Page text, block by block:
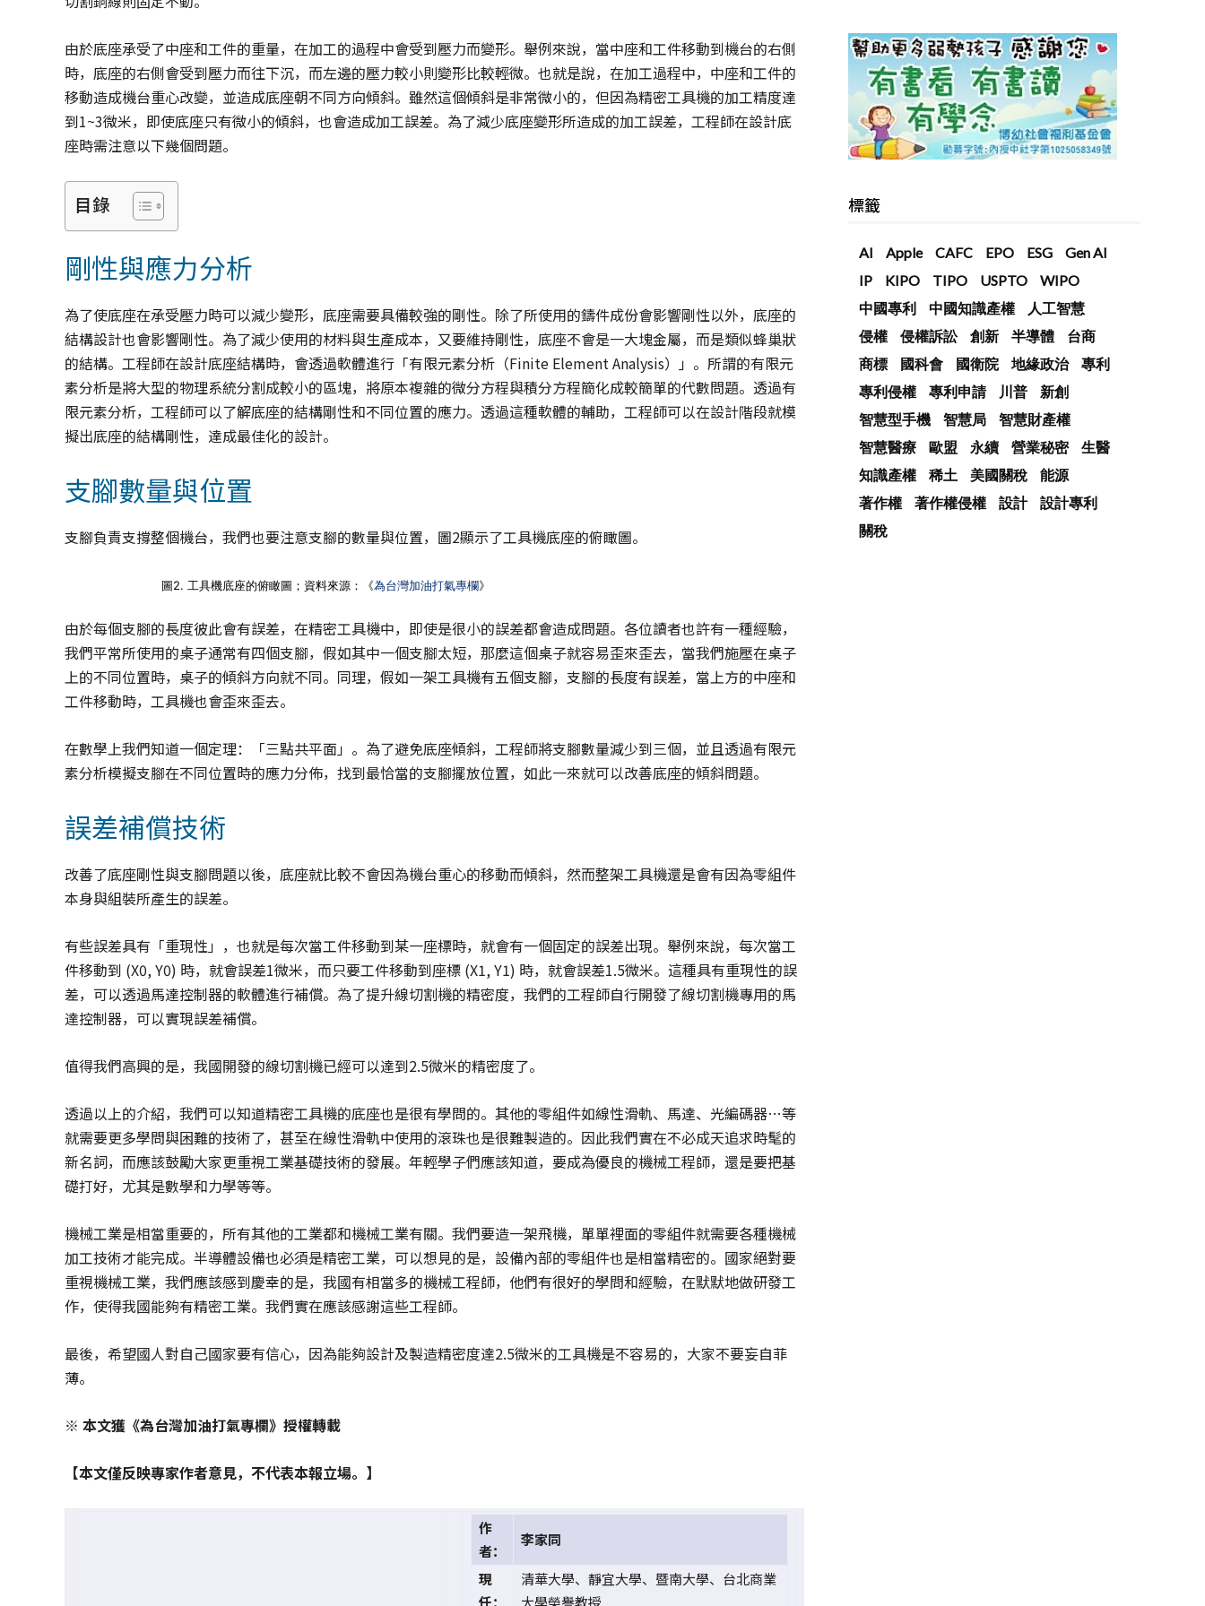
由於底座承受了中座和工件的重量，在加工的過程中會受到壓力而變形。舉例來說，當中座和工件移動到機台的右側
時，底座的右側會受到壓力而往下沉，而左邊的壓力較小則變形比較輕微。也就是說，在加工過程中，中座和工件的
移動造成機台重心改變，並造成底座朝不同方向傾斜。雖然這個傾斜是非常微小的，但因為精密工具機的加工精度達
到1~3微米，即使底座只有微小的傾斜，也會造成加工誤差。為了減少底座變形所造成的加工誤差，工程師在設計底
座時需注意以下幾個問題。
目錄
剛性與應力分析
為了使底座在承受壓力時可以減少變形，底座需要具備較強的剛性。除了所使用的鑄件成份會影響剛性以外，底座的
結構設計也會影響剛性。為了減少使用的材料與生產成本，又要維持剛性，底座不會是一大塊金屬，而是類似蜂巢狀
的結構。工程師在設計底座結構時，會透過軟體進行「有限元素分析（Finite Element Analysis）」。所謂的有限元
素分析是將大型的物理系統分割成較小的區塊，將原本複雜的微分方程與積分方程簡化成較簡單的代數問題。透過有
限元素分析，工程師可以了解底座的結構剛性和不同位置的應力。透過這種軟體的輔助，工程師可以在設計階段就模
擬出底座的結構剛性，達成最佳化的設計。
支腳數量與位置
支腳負責支撐整個機台，我們也要注意支腳的數量與位置，圖2顯示了工具機底座的俯瞰圖。
圖2. 工具機底座的俯瞰圖；資料來源：《為台灣加油打氣專欄》
由於每個支腳的長度彼此會有誤差，在精密工具機中，即使是很小的誤差都會造成問題。各位讀者也許有一種經驗，
我們平常所使用的桌子通常有四個支腳，假如其中一個支腳太短，那麼這個桌子就容易歪來歪去，當我們施壓在桌子
上的不同位置時，桌子的傾斜方向就不同。同理，假如一架工具機有五個支腳，支腳的長度有誤差，當上方的中座和
工件移動時，工具機也會歪來歪去。
在數學上我們知道一個定理：「三點共平面」。為了避免底座傾斜，工程師將支腳數量減少到三個，並且透過有限元
素分析模擬支腳在不同位置時的應力分佈，找到最恰當的支腳擺放位置，如此一來就可以改善底座的傾斜問題。
誤差補償技術
改善了底座剛性與支腳問題以後，底座就比較不會因為機台重心的移動而傾斜，然而整架工具機還是會有因為零組件
本身與組裝所產生的誤差。
有些誤差具有「重現性」，也就是每次當工件移動到某一座標時，就會有一個固定的誤差出現。舉例來說，每次當工
件移動到 (X0, Y0) 時，就會誤差1微米，而只要工件移動到座標 (X1, Y1) 時，就會誤差1.5微米。這種具有重現性的誤
差，可以透過馬達控制器的軟體進行補償。為了提升線切割機的精密度，我們的工程師自行開發了線切割機專用的馬
達控制器，可以實現誤差補償。
值得我們高興的是，我國開發的線切割機已經可以達到2.5微米的精密度了。
透過以上的介紹，我們可以知道精密工具機的底座也是很有學問的。其他的零組件如線性滑軌、馬達、光編碼器…等
就需要更多學問與困難的技術了，甚至在線性滑軌中使用的滾珠也是很難製造的。因此我們實在不必成天追求時髦的
新名詞，而應該鼓勵大家更重視工業基礎技術的發展。年輕學子們應該知道，要成為優良的機械工程師，還是要把基
礎打好，尤其是數學和力學等等。
機械工業是相當重要的，所有其他的工業都和機械工業有關。我們要造一架飛機，單單裡面的零組件就需要各種機械
加工技術才能完成。半導體設備也必須是精密工業，可以想見的是，設備內部的零組件也是相當精密的。國家絕對要
重視機械工業，我們應該感到慶幸的是，我國有相當多的機械工程師，他們有很好的學問和經驗，在默默地做研發工
作，使得我國能夠有精密工業。我們實在應該感謝這些工程師。
最後，希望國人對自己國家要有信心，因為能夠設計及製造精密度達2.5微米的工具機是不容易的，大家不要妄自菲
薄。
※ 本文獲《為台灣加油打氣專欄》授權轉載
【本文僅反映專家作者意見，不代表本報立場。】
作
者：
李家同
現
清華大學、靜宜大學、暨南大學、台北商業
標籤
AI Apple CAFC EPO ESG
Gen AI
IP
KIPO TIPO USPTO
WIPO
中國專利
中國知識產權
人工智慧
侵權
侵權訴訟 創新 半導體
台商
商標
國科會 國衛院 地緣政治
專利
專利侵權
專利申請 川普
新創
智慧型手機
智慧局
智慧財產權
智慧醫療
歐盟 永續 營業秘密
生醫
知識產權
稀土 美國關稅
能源
著作權
著作權侵權 設計
設計專利
關稅